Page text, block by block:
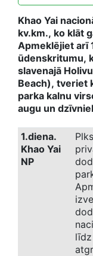
Khao Yai
kv.km., ko klāt
Apmeklējiet arī
ūdenskritumu,
slavenajā
Beach), tveriet
parka kalnu
augu un
1.diena.
Khao Yai
NP
līdz